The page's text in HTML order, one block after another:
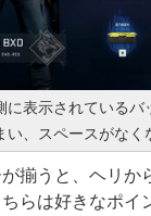
に表示されているバ
い、スペースがなく
揃うと、ヘリか
らは好きなポイ